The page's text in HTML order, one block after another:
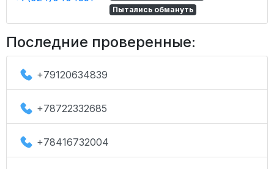
Пытались обмануть
Последние проверенные:
+79120634839
+78722332685
+78416732004